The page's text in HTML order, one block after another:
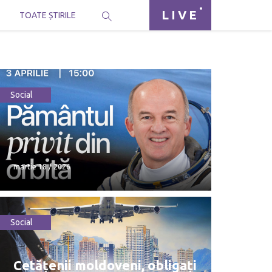
TOATE ȘTIRILE LIVE
Social
martie 18 / 2026
martie 18 / 2026
Social
Cetățenii moldoveni, obligați